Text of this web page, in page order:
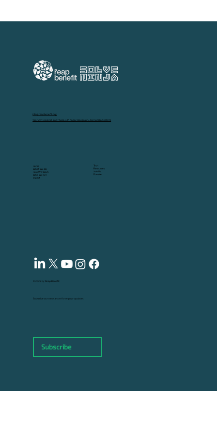
info@reapbenefit.org
149, 12th Cross Rd, 2nd Phase, J. P. Nagar, Bengaluru, Karnataka 560078
Home
What We Do
How We Work
Who We Are
Impact
Tech
Resources
Join Us
Donate
© 2025 by Reap Benefit
Subscribe our news letter for regular updates
Subscribe